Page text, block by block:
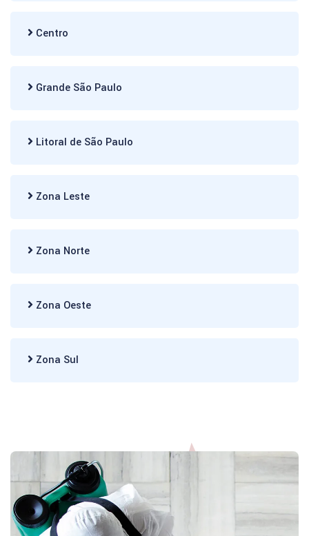
Centro
Grande São Paulo
Litoral de São Paulo
Zona Leste
Zona Norte
Zona Oeste
Zona Sul